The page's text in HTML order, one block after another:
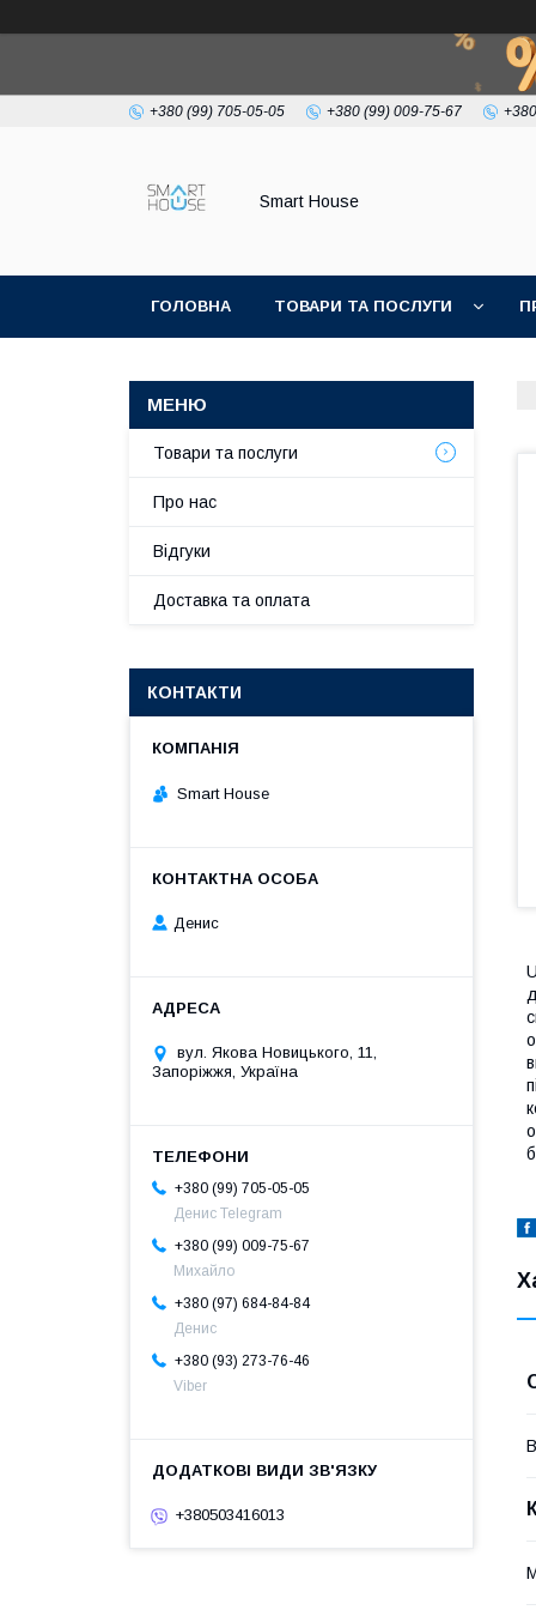
+380 (99) 705-05-05 +380 (99) 009-75-67
Smart House
ГОЛОВНА ТОВАРИ ТА ПОСЛУГИ
Товари та послуги
Про нас
Відгуки
Доставка та оплата
КОНТАКТИ
Smart House
Денис
вул. Якова Новицького, 11,
Запоріжжя, Україна
+380 (99) 705-05-05
Денис Telegram
+380 (99) 009-75-67
Михайло
+380 (97) 684-84-84
Денис
+380 (93) 273-76-46
Viber
+380503416013